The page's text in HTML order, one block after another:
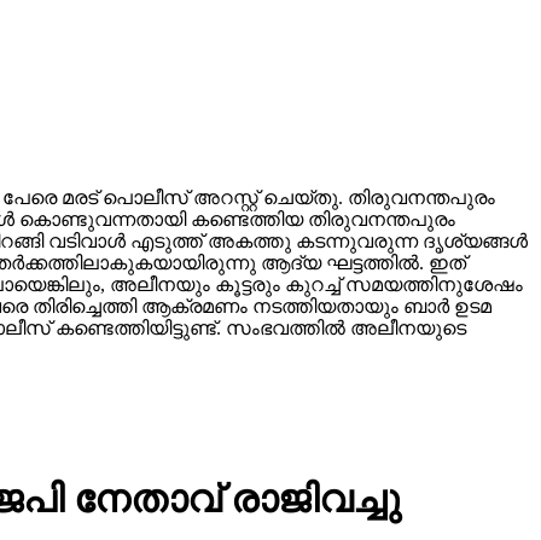
പേരെ മരട് പൊലീസ് അറസ്റ്റ് ചെയ്തു. തിരുവനന്തപുരം
കൊണ്ടുവന്നതായി കണ്ടെത്തിയ തിരുവനന്തപുരം
വടിവാള്‍ എടുത്ത് അകത്തു കടന്നുവരുന്ന ദൃശ്യങ്ങള്‍
തര്‍ക്കത്തിലാകുകയായിരുന്നു ആദ്യ ഘട്ടത്തില്‍. ഇത്
അലീനയും കൂട്ടരും കുറച്ച് സമയത്തിനുശേഷം
തിരിച്ചെത്തി ആക്രമണം നടത്തിയതായും ബാര്‍ ഉടമ
കണ്ടെത്തിയിട്ടുണ്ട്. സംഭവത്തില്‍ അലീനയുടെ
നേതാവ് രാജിവച്ചു